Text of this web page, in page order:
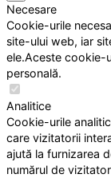
Necesare
Cookie-urile
site-ului web, iar
ele.Aceste cookie-
personală.
Analitice
Cookie-urile
care vizitatorii
ajută la furnizarea
numărul de